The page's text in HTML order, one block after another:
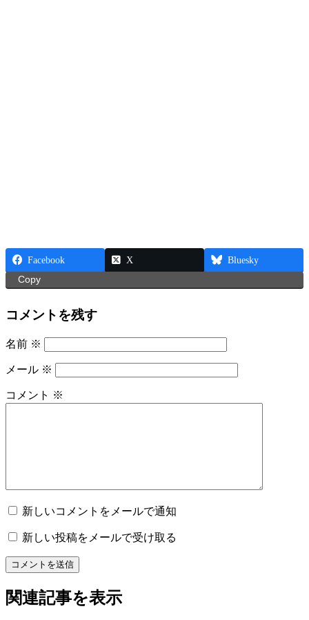
Facebook X
Bluesky
Copy
コメントを残す
名前 ※
メール ※
コメント ※
新しいコメントをメールで通知
新しい投稿をメールで受け取る
関連記事を表示